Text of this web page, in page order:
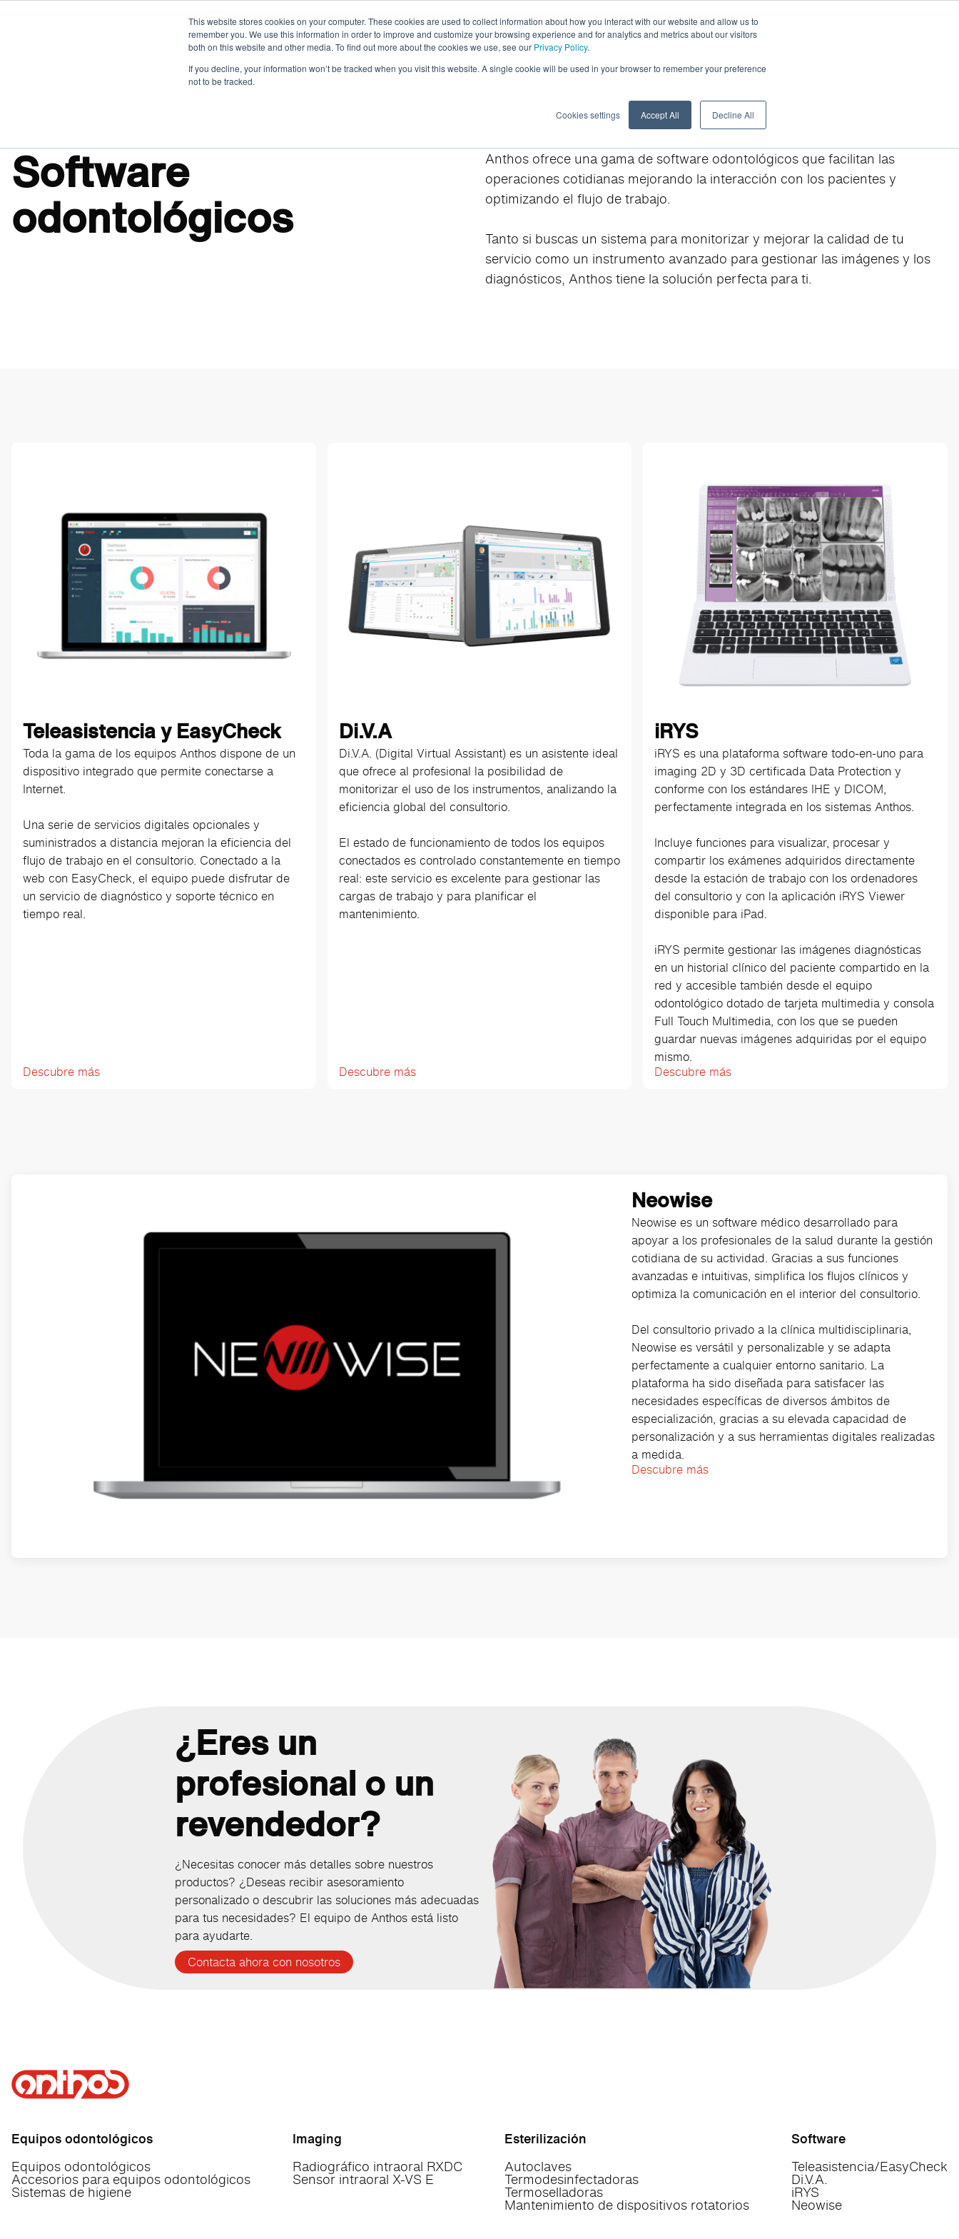
This website stores cookies on your computer. These cookies are used to collect information about how you interact with our website and allow us to
remember you. We use this information in order to improve and customize your browsing experience and for analytics and metrics about our visitors
both on this website and other media. To find out more about the cookies we use, see our Privacy Policy.
If you decline, your information won’t be tracked when you visit this website. A single cookie will be used in your browser to remember your preference
not to be tracked.
Cookies settings Accept All Decline All
Equipos odontológicosEsterilizaciónImagingSoftwareDigital Showroom
Software
odontológicos
Anthos ofrece una gama de software odontológicos que facilitan las
operaciones cotidianas mejorando la interacción con los pacientes y
optimizando eI flujo de trabajo.
Tanto si buscas un sistema para monitorizar y mejorar la calidad de tu
servicio como un instrumento avanzado para gestionar las imágenes y los
diagnósticos, Anthos tiene la solución perfecta para ti.
Teleasistencia y EasyCheck
Toda la gama de los equipos Anthos dispone de un
dispositivo integrado que permite conectarse a
Internet.
Una serie de servicios digitales opcionales y
suministrados a distancia mejoran la eficiencia del
flujo de trabajo en el consultorio. Conectado a la
web con EasyCheck, el equipo puede disfrutar de
un servicio de diagnóstico y soporte técnico en
tiempo real.
Descubre más
Di.V.A
Di.V.A. (Digital Virtual Assistant) es un asistente ideal
que ofrece al profesional la posibilidad de
monitorizar el uso de los instrumentos, analizando la
eficiencia global del consultorio.
El estado de funcionamiento de todos los equipos
conectados es controlado constantemente en tiempo
real: este servicio es excelente para gestionar las
cargas de trabajo y para planificar el
mantenimiento.
Descubre más
iRYS
iRYS es una plataforma software todo-en-uno para
imaging 2D y 3D certificada Data Protection y
conforme con los estándares IHE y DICOM,
perfectamente integrada en los sistemas Anthos.
Incluye funciones para visualizar, procesar y
compartir los exámenes adquiridos directamente
desde la estación de trabajo con los ordenadores
del consultorio y con la aplicación iRYS Viewer
disponible para iPad.
iRYS permite gestionar las imágenes diagnósticas
en un historial clínico del paciente compartido en la
red y accesible también desde el equipo
odontológico dotado de tarjeta multimedia y consola
Full Touch Multimedia, con los que se pueden
guardar nuevas imágenes adquiridas por el equipo
mismo.
Descubre más
Neowise
Neowise es un software médico desarrollado para
apoyar a los profesionales de la salud durante la gestión
cotidiana de su actividad. Gracias a sus funciones
avanzadas e intuitivas, simplifica los flujos clínicos y
optimiza la comunicación en el interior del consultorio.
Del consultorio privado a la clínica multidisciplinaria,
Neowise es versátil y personalizable y se adapta
perfectamente a cualquier entorno sanitario. La
plataforma ha sido diseñada para satisfacer las
necesidades específicas de diversos ámbitos de
especialización, gracias a su elevada capacidad de
personalización y a sus herramientas digitales realizadas
a medida.
Descubre más
¿Eres un
profesional o un
revendedor?
¿Necesitas conocer más detalles sobre nuestros
productos? ¿Deseas recibir asesoramiento
personalizado o descubrir las soluciones más adecuadas
para tus necesidades? El equipo de Anthos está listo
para ayudarte.
Contacta ahora con nosotros
Equipos odontológicos
Equipos odontológicos
Accesorios para equipos odontológicos
Sistemas de higiene
Imaging
Radiográfico intraoral RXDC
Sensor intraoral X-VS E
Esterilización
Autoclaves
Termodesinfectadoras
Termoselladoras
Mantenimiento de dispositivos rotatorios
Software
Teleasistencia/EasyCheck
Di.V.A.
iRYS
Neowise